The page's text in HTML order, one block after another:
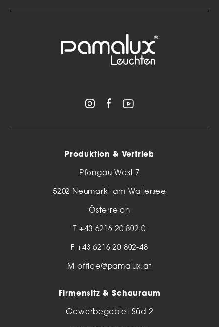
Produktion & Vertrieb
Pfongau West 7
5202 Neumarkt am Wallersee
Österreich
T+43 6216 20 802-0
F +43 6216 20 802-48
M office@pamalux.at
Firmensitz & Schauraum
Gewerbegebiet Süd 2